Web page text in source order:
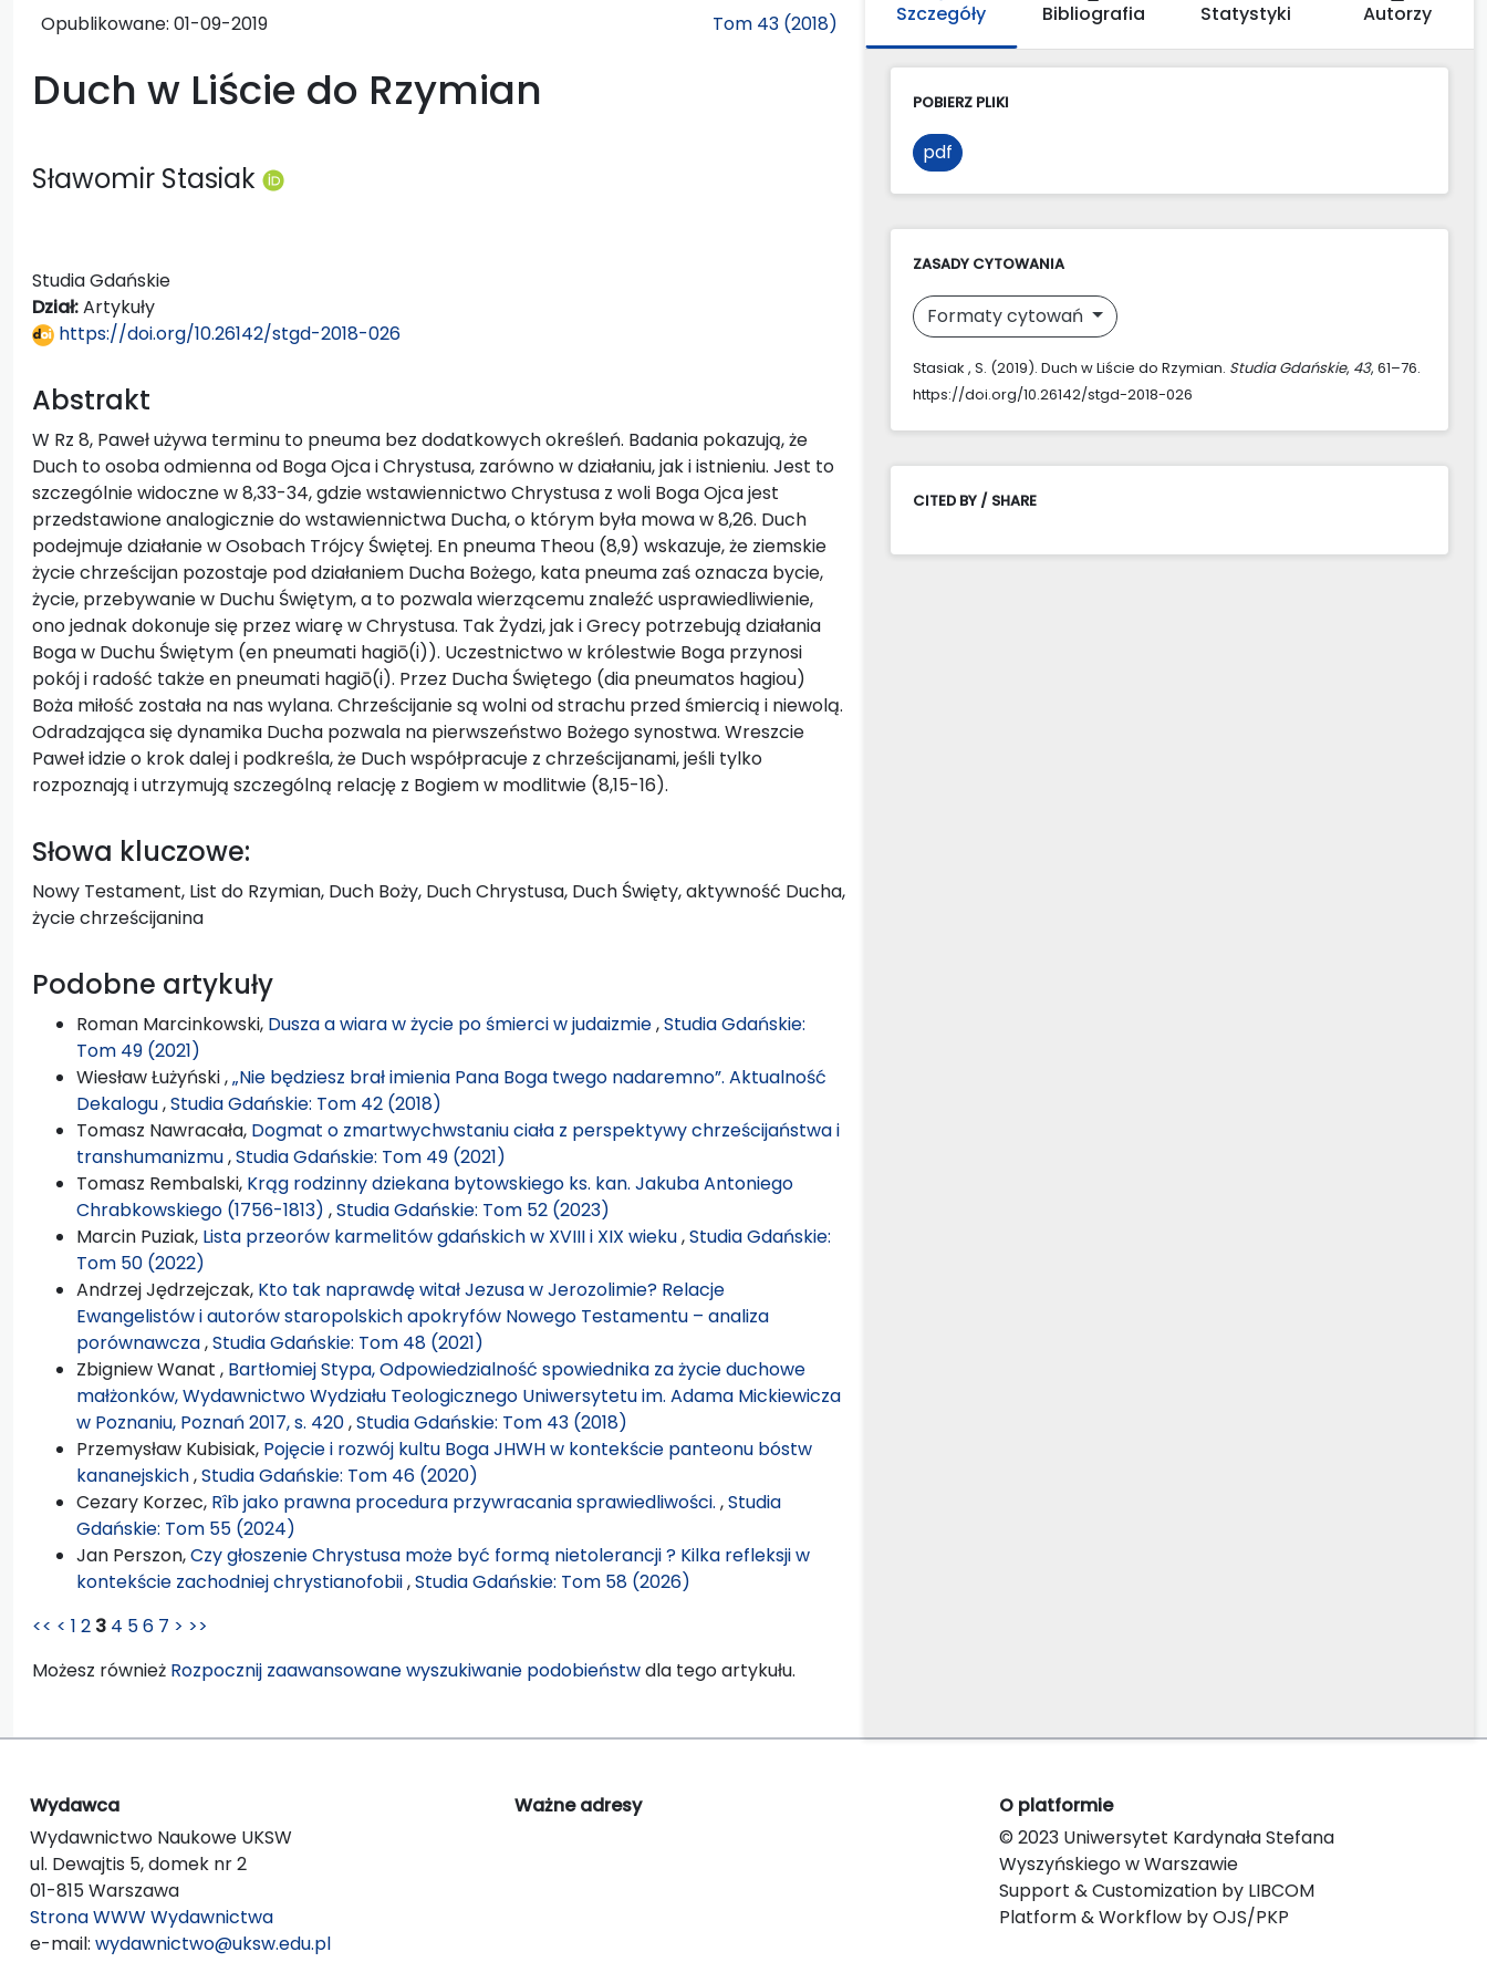
Opublikowane: 01-09-2019 Tom 43 (2018)
Duch w Liście do Rzymian
Sławomir Stasiak
Studia Gdańskie
Dział:Artykuły
https://doi.org/10.26142/stgd-2018-026
Abstrakt
W Rz 8, Paweł używa terminu to pneuma bez dodatkowych określeń. Badania pokazują, że
Duch to osoba odmienna od Boga Ojca i Chrystusa, zarówno w działaniu, jak i istnieniu. Jest to
szczególnie widoczne w 8,33-34, gdzie wstawiennictwo Chrystusa z woli Boga Ojca jest
przedstawione analogicznie do wstawiennictwa Ducha, o którym była mowa w 8,26. Duch
podejmuje działanie w Osobach Trójcy Świętej. En pneuma Theou (8,9) wskazuje, że ziemskie
życie chrześcijan pozostaje pod działaniem Ducha Bożego, kata pneuma zaś oznacza bycie,
życie, przebywanie w Duchu Świętym, a to pozwala wierzącemu znaleźć usprawiedliwienie,
ono jednak dokonuje się przez wiarę w Chrystusa. Tak Żydzi, jak i Grecy potrzebują działania
Boga w Duchu Świętym (en pneumati hagiō(i)). Uczestnictwo w królestwie Boga przynosi
pokój i radość także en pneumati hagiō(i). Przez Ducha Świętego (dia pneumatos hagiou)
Boża miłość została na nas wylana. Chrześcijanie są wolni od strachu przed śmiercią i niewolą.
Odradzająca się dynamika Ducha pozwala na pierwszeństwo Bożego synostwa. Wreszcie
Paweł idzie o krok dalej i podkreśla, że Duch współpracuje z chrześcijanami, jeśli tylko
rozpoznają i utrzymują szczególną relację z Bogiem w modlitwie (8,15-16).
Słowa kluczowe:
Nowy Testament, List do Rzymian, Duch Boży, Duch Chrystusa, Duch Święty, aktywność Ducha,
życie chrześcijanina
Podobne artykuły
Roman Marcinkowski, Dusza a wiara w życie po śmierci w judaizmie,Studia Gdańskie:
Tom 49 (2021)
Wiesław Łużyński ,„Nie będziesz brał imienia Pana Boga twego nadaremno”. Aktualność
Dekalogu,Studia Gdańskie: Tom 42 (2018)
Tomasz Nawracała, Dogmat o zmartwychwstaniu ciała z perspektywy chrześcijaństwa i
transhumanizmu,Studia Gdańskie: Tom 49 (2021)
Tomasz Rembalski, Krąg rodzinny dziekana bytowskiego ks. kan. Jakuba Antoniego
Chrabkowskiego (1756-1813) ,Studia Gdańskie: Tom 52 (2023)
Marcin Puziak, Lista przeorów karmelitów gdańskich w XVIII i XIX wieku,Studia Gdańskie:
Tom 50 (2022)
Andrzej Jędrzejczak, Kto tak naprawdę witał Jezusa w Jerozolimie? Relacje
Ewangelistów i autorów staropolskich apokryfów Nowego Testamentu – analiza
porównawcza,Studia Gdańskie: Tom 48 (2021)
Zbigniew Wanat , Bartłomiej Stypa, Odpowiedzialność spowiednika za życie duchowe
małżonków, Wydawnictwo Wydziału Teologicznego Uniwersytetu im. Adama Mickiewicza
w Poznaniu, Poznań 2017, s. 420,Studia Gdańskie: Tom 43 (2018)
Przemysław Kubisiak, Pojęcie i rozwój kultu Boga JHWH w kontekście panteonu bóstw
kananejskich,Studia Gdańskie: Tom 46 (2020)
Cezary Korzec, Rîb jako prawna procedura przywracania sprawiedliwości. ,Studia
Gdańskie: Tom 55 (2024)
Jan Perszon,Czy głoszenie Chrystusa może być formą nietolerancji ? Kilka refleksji w
kontekście zachodniej chrystianofobii,Studia Gdańskie: Tom 58 (2026)
<< < 1 2 3 4 56 7 > >>
Możesz również Rozpocznij zaawansowane wyszukiwanie podobieństwdla tego artykułu.
Szczegóły Bibliografia Statystyki Autorzy
POBIERZ PLIKI
pdf
ZASADY CYTOWANIA
Formaty cytowań
Stasiak , S. (2019). Duch w Liście do Rzymian. Studia Gdańskie, 43, 61–76.
https://doi.org/10.26142/stgd-2018-026
CITED BY / SHARE
Wydawca
Wydawnictwo Naukowe UKSW
ul. Dewajtis 5, domek nr 2
01-815 Warszawa
Strona WWW Wydawnictwa
e-mail: wydawnictwo@uksw.edu.pl
Ważne adresy
O platformie
© 2023 Uniwersytet Kardynała Stefana
Wyszyńskiego w Warszawie
Support & Customization by LIBCOM
Platform & Workflow by OJS/PKP